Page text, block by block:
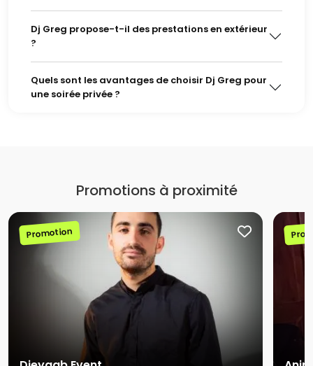
Dj Greg propose-t-il des prestations en extérieur
?
Quels sont les avantages de choisir Dj Greg pour
une soirée privée ?
Promotions à proximité
Promotion